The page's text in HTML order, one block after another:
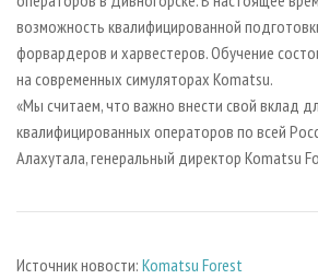
возможность квалифицированной
форвардеров и харвестеров. Обучение
на современных симуляторах Komatsu.
«Мы считаем, что важно внести свой вклад
квалифицированных операторов по всей
Алахутала, генеральный директор Komatsu
Источник новости: Komatsu Forest